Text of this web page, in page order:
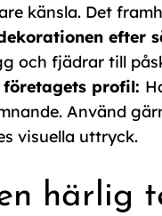
känsla. Det
efter
och fjädrar till
profil:
Använd
visuella uttryck.
härlig